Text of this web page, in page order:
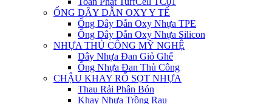
ỐNG DÂY DẪN OXY Y TẾ
Ống Dây Dẫn Oxy Nhựa TPE
Ống Dây Dẫn Oxy Nhựa Silicon
NHỰA THỦ CÔNG MỸ NGHỆ
Dây Nhựa Đan Giỏ Ghế
Ống Nhựa Đan Thủ Công
CHẬU KHAY RỔ SỌT NHỰA
Thau Rải Phân Bón
Khay Nhựa Trồng Rau